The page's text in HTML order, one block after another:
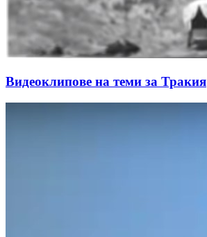
Видеоклипове на теми за Тракия